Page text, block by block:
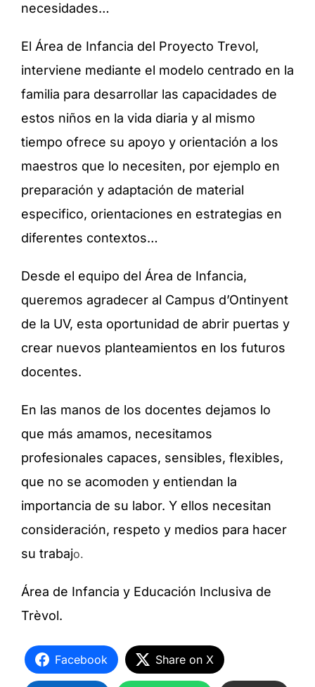
necesidades…
El Área de Infancia del Proyecto Trevol,
interviene mediante el modelo centrado en la
familia para desarrollar las capacidades de
estos niños en la vida diaria y al mismo
tiempo ofrece su apoyo y orientación a los
maestros que lo necesiten, por ejemplo en
preparación y adaptación de material
especifico, orientaciones en estrategias en
diferentes contextos…
Desde el equipo del Área de Infancia,
queremos agradecer al Campus d’Ontinyent
de la UV, esta oportunidad de abrir puertas y
crear nuevos planteamientos en los futuros
docentes.
En las manos de los docentes dejamos lo
que más amamos, necesitamos
profesionales capaces, sensibles, flexibles,
que no se acomoden y entiendan la
importancia de su labor. Y ellos necesitan
consideración, respeto y medios para hacer
su trabajo.
Área de Infancia y Educación Inclusiva de
Trèvol.
Facebook Share on X